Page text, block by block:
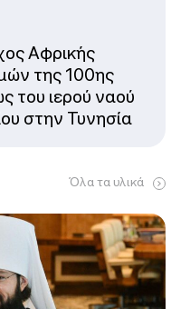
Αφρικής
της 100ης
του ιερού ναού
στην Τυνησία
Όλα τα υλικά